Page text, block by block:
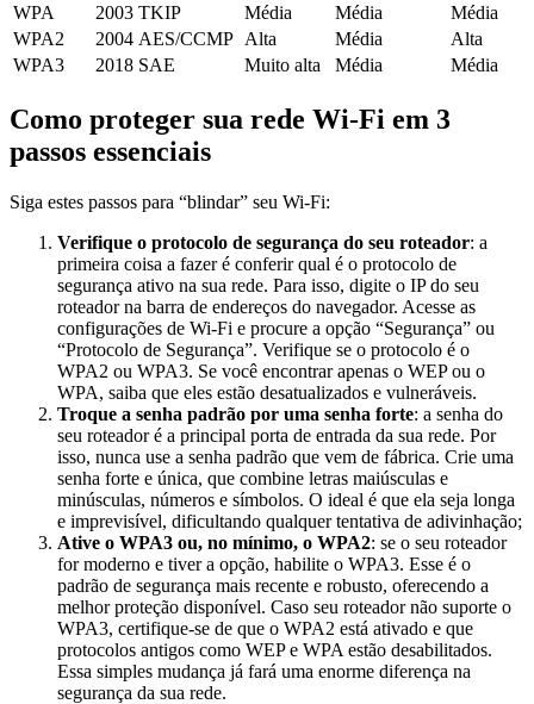
WPA
2003 TKIP Média Média
Média
WPA2
2004 AES/CCMP Alta Média
Alta
WPA3
2018 SAE Muito alta Média Média
Como proteger sua rede Wi-Fi em 3
passos essenciais
Siga estes passos para “blindar” seu Wi-Fi:
Verifique o protocolo de segurança do seu roteador: a
primeira coisa a fazer é conferir qual é o protocolo de
segurança ativo na sua rede. Para isso, digite o IP do seu
roteador na barra de endereços do navegador. Acesse as
configurações de Wi-Fi e procure a opção “Segurança” ou
“Protocolo de Segurança”. Verifique se o protocolo é o
WPA2 ou WPA3. Se você encontrar apenas o WEP ou o
WPA, saiba que eles estão desatualizados e vulneráveis.
Troque a senha padrão por uma senha forte: a senha do
seu roteador é a principal porta de entrada da sua rede. Por
isso, nunca use a senha padrão que vem de fábrica. Crie uma
senha forte e única, que combine letras maiúsculas e
minúsculas, números e símbolos. O ideal é que ela seja longa
e imprevisível, dificultando qualquer tentativa de adivinhação;
Ative o WPA3 ou, no mínimo, o WPA2: se o seu roteador
for moderno e tiver a opção, habilite o WPA3. Esse é o
padrão de segurança mais recente e robusto, oferecendo a
melhor proteção disponível. Caso seu roteador não suporte o
WPA3, certifique-se de que o WPA2 está ativado e que
protocolos antigos como WEP e WPA estão desabilitados.
Essa simples mudança já fará uma enorme diferença na
segurança da sua rede.